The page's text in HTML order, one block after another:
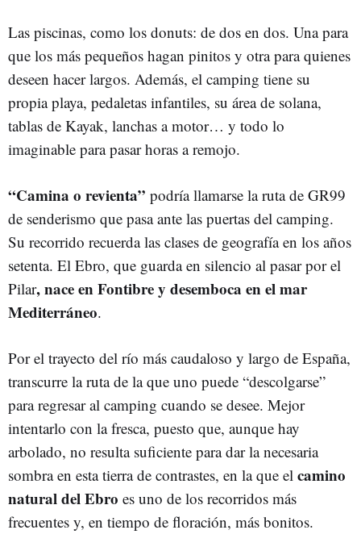
Las piscinas, como los donuts: de dos en dos. Una para
que los más pequeños hagan pinitos y otra para quienes
deseen hacer largos. Además, el camping tiene su
propia playa, pedaletas infantiles, su área de solana,
tablas de Kayak, lanchas a motor… y todo lo
imaginable para pasar horas a remojo.
“Camina o revienta” podría llamarse la ruta de GR99
de senderismo que pasa ante las puertas del camping.
Su recorrido recuerda las clases de geografía en los años
setenta. El Ebro, que guarda en silencio al pasar por el
Pilar, nace en Fontibre y desemboca en el mar
Mediterráneo.
Por el trayecto del río más caudaloso y largo de España,
transcurre la ruta de la que uno puede “descolgarse”
para regresar al camping cuando se desee. Mejor
intentarlo con la fresca, puesto que, aunque hay
arbolado, no resulta suficiente para dar la necesaria
sombra en esta tierra de contrastes, en la que el camino
natural del Ebro es uno de los recorridos más
frecuentes y, en tiempo de floración, más bonitos.